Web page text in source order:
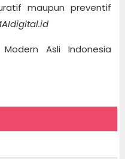
maupun preventif
Asli Indonesia